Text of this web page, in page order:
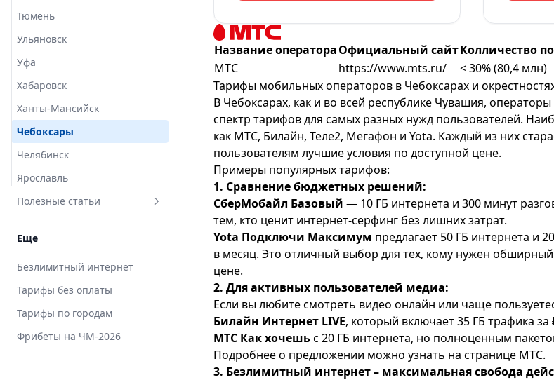
Тюмень
Ульяновск
Уфа
Хабаровск
Ханты-Мансийск
Чебоксары
Челябинск
Ярославль
Полезные статьи
подробное описание сервиса
Безлимитный интернет МТС
без ограничений по скорости
и трафику
Вывод денег с МТС на карту
Детализация звонков МТС
Еще
Безлимитный интернет
Тарифы без оплаты
Тарифы по городам
Фрибеты на ЧМ-2026
Название оператораОфициальный сайтКолличество
МТС
https://www.mts.ru/
< 30% (80,4 млн)
Тарифы мобильных операторов в Чебоксарах и
В Чебоксарах, как и во всей республике Чувашия,
спектр тарифов для самых разных нужд пользователей.
как МТС, Билайн, Теле2, Мегафон и Yota. Каждый из них
пользователям лучшие условия по доступной цене.
Примеры популярных тарифов:
1. Сравнение бюджетных решений:
СберМобайл Базовый — 10 ГБ интернета и 300 минут
тем, кто ценит интернет-серфинг без лишних затрат.
Yota Подключи Максимум предлагает 50 ГБ интернета и
в месяц. Это отличный выбор для тех, кому нужен обширный
цене.
2. Для активных пользователей медиа:
Если вы любите смотреть видео онлайн или чаще
Билайн Интернет LIVE, который включает 35 ГБ трафика за
МТС Как хочешьс 20 ГБ интернета, но полноценным
Подробнее о предложении можно узнать на странице МТС.
3. Безлимитный интернет – максимальная свобода